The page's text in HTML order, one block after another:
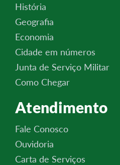
História
Geografia
Economia
Cidade em números
Junta de Serviço Militar
Como Chegar
Atendimento
Fale Conosco
Ouvidoria
Carta de Serviços